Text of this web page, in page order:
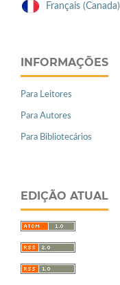
Français (Canada)
INFORMAÇÕES
Para Leitores
Para Autores
Para Bibliotecários
EDIÇÃO ATUAL